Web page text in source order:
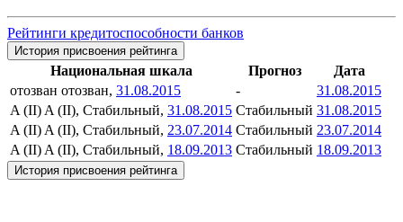
Рейтинги кредитоспособности банков
История присвоения рейтинга
Национальная шкала Прогноз
Дата
отозван отозван, 31.08.2015 -
31.08.2015
A (II) A (II), Стабильный, 31.08.2015 Стабильный 31.08.2015
A (II) A (II), Стабильный, 23.07.2014 Стабильный 23.07.2014
A (II) A (II), Стабильный, 18.09.2013 Стабильный 18.09.2013
История присвоения рейтинга